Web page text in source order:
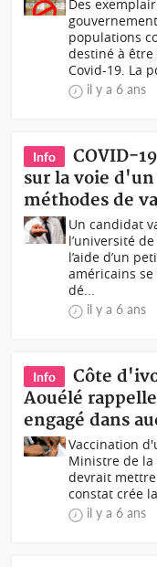
Des
populations
destiné à
Covid-19. La
il y a 6 ans
Info
COVID-
sur la voie
méthodes de
Un candidat
l’université
l’aide d’un
américains
dé...
il y a 6 ans
Info
Côte
Aouélé
engagé dans
Vaccination
Ministre de la
devrait
constat crée
il y a 6 ans